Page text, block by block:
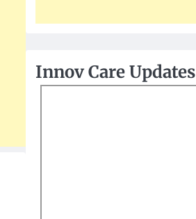
Innov Care Updates